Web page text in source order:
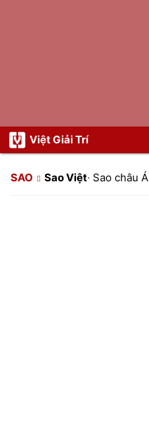
Việt Giải Trí
SAO Sao Việt· Sao châu Á